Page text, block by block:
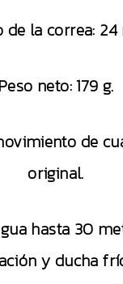
de la correa:
neto: 179 g.
de
original.
hasta 30
y ducha